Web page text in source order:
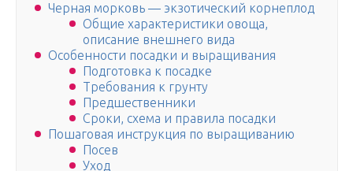
Черная морковь — экзотический корнеплод
Общие характеристики овоща,
описание внешнего вида
Особенности посадки и выращивания
Подготовка к посадке
Требования к грунту
Предшественники
Сроки, схема и правила посадки
Пошаговая инструкция по выращиванию
Посев
Уход